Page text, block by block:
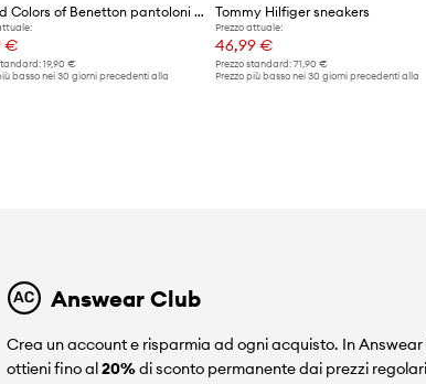
United Colors of Benetton pantoloni neonato/a
€
19,90 €
basso nei 30 giorni precedenti alla
Tommy Hilfiger sneakers
Prezzo attuale:
46,99 €
Prezzo standard:71,90 €
Prezzo più basso nei 30 giorni precedenti alla
Answear Club
Crea un account e risparmia ad ogni acquisto. In Answear
ottieni fino al20%di sconto permanente dai prezzi